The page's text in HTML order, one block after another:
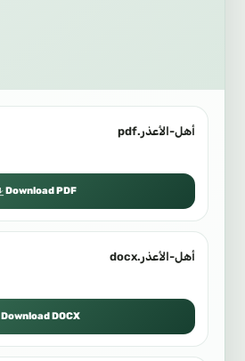
أهل-الأعذر.pdf
Download PDF
أهل-الأعذر.docx
Download DOCX